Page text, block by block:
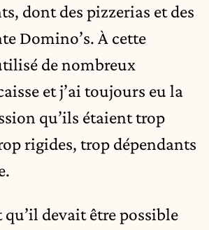
dont des pizzerias et des
Domino’s. À cette
de nombreux
et j’ai toujours eu la
qu’ils étaient trop
rigides, trop dépendants
qu’il devait être possible